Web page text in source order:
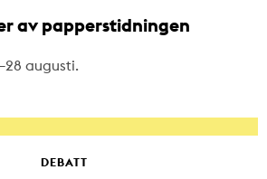
av papperstidningen
augusti.
DEBATT